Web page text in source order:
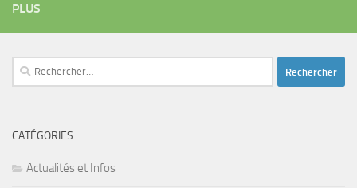
PLUS
Rechercher :
CATÉGORIES
Actualités et Infos